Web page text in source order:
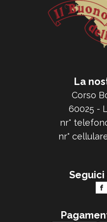
La
Corso
60025 -
nr°
nr°
Seguici